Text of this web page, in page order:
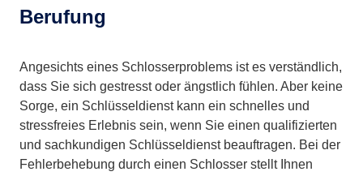
Berufung
Angesichts eines Schlosserproblems ist es verständlich,
dass Sie sich gestresst oder ängstlich fühlen. Aber keine
Sorge, ein Schlüsseldienst kann ein schnelles und
stressfreies Erlebnis sein, wenn Sie einen qualifizierten
und sachkundigen Schlüsseldienst beauftragen. Bei der
Fehlerbehebung durch einen Schlosser stellt Ihnen